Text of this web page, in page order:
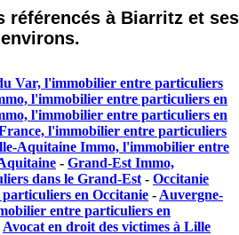
référencés à Biarritz et ses
environs.
Var, l'immobilier entre particuliers
l'immobilier entre particuliers en
l'immobilier entre particuliers en
l'immobilier entre particuliers
Aquitaine Immo, l'immobilier entre
- Grand-Est Immo,
dans le Grand-Est - Occitanie
en Occitanie - Auvergne-
entre particuliers en
Avocat en droit des victimes à Lille